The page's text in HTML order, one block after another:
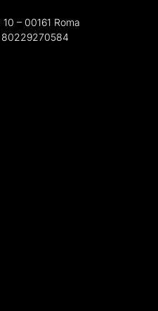
– 00161 Roma
80229270584